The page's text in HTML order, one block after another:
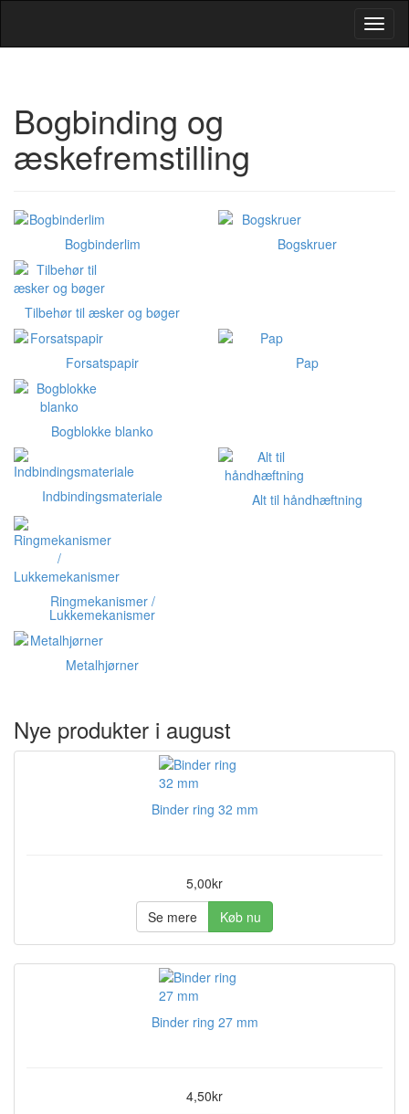
Bogbinding og
æskefremstilling
Bogbinderlim Bogskruer
Tilbehør til æsker og bøger
Forsatspapir Pap
Bogblokke blanko
Indbindingsmateriale Alt til håndhæftning
Ringmekanismer /
Lukkemekanismer
Metalhjørner
Nye produkter i august
Binder ring 32 mm
5,00kr
Se mere
Køb nu
Binder ring 27 mm
4,50kr